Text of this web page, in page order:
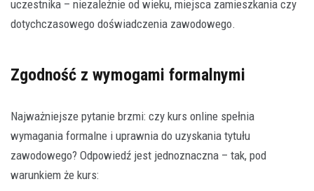
uczestnika – niezależnie od wieku, miejsca zamieszkania czy
dotychczasowego doświadczenia zawodowego.
Zgodność z wymogami formalnymi
Najważniejsze pytanie brzmi: czy kurs online spełnia
wymagania formalne i uprawnia do uzyskania tytułu
zawodowego? Odpowiedź jest jednoznaczna – tak, pod
warunkiem że kurs: